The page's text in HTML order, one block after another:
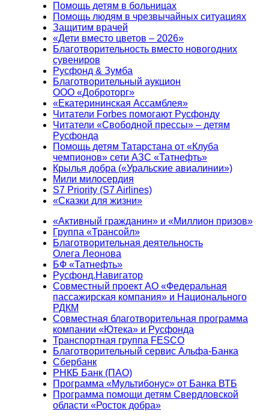
Помощь детям в больницах
Помощь людям в чрезвычайных ситуациях
Защитим врачей
«Дети вместо цветов – 2026»
Благотворительность вместо новогодних
сувениров
Русфонд & Зумба
Благотворительный аукцион
ООО «Доброторг»
«Екатерининская Ассамблея»
Читатели Forbes помогают Русфонду
Читатели «Свободной прессы» – детям
Русфонда
Помощь детям Татарстана от «Клуба
чемпионов» сети АЗС «Татнефть»
Крылья добра («Уральские авиалинии»)
Мили милосердия
S7 Priority (S7 Airlines)
«Сказки для жизни»
«Активный гражданин» и «Миллион призов»
Группа «Трансойл»
Благотворительная деятельность
Олега Леонова
БФ «Татнефть»
Русфонд.Навигатор
Совместный проект АО «Федеральная
пассажирская компания» и Национального
РДКМ
Совместная благотворительная программа
компании «Ютека» и Русфонда
Транспортная группа FESCO
Благотворительный сервис Альфа-Банка
Сбербанк
РНКБ Банк (ПАО)
Программа «Мультибонус» от Банка ВТБ
Программа помощи детям Свердловской
области «Росток добра»